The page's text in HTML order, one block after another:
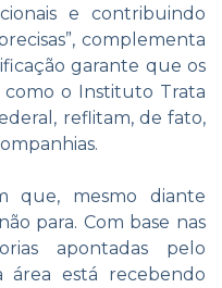
e contribuindo
complementa
garante que os
como o Instituto Trata
reflitam, de fato,
que, mesmo diante
para. Com base nas
apontadas pelo
área está recebendo